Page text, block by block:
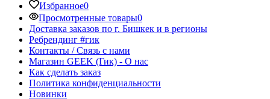
Избранное0
Просмотренные товары0
Доставка заказов по г. Бишкек и в регионы
Ребрендинг #гик
Контакты / Связь с нами
Магазин GEEK (Гик) - О нас
Как сделать заказ
Политика конфиденциальности
Новинки